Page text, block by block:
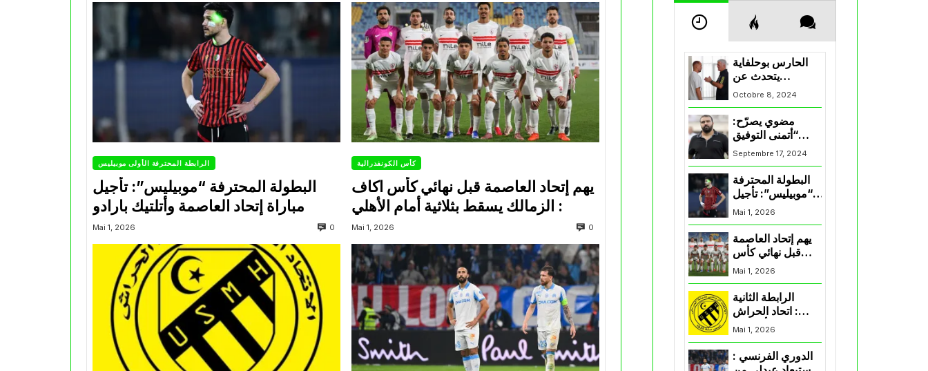
الرابطة المحترفة الأولى موبيليس
البطولة المحترفة “موبيليس”: تأجيل
مباراة إتحاد العاصمة وأتلتيك بارادو
Mai 1, 2026 0
كأس الكونفدرالية
يهم إتحاد العاصمة قبل نهائي كأس اكاف
Mai 1, 2026 0
الحارس بوحلفاية
يتحدث عن
طموحاته مع
المنتخب و شباب
قسنطينة
Octobre 8, 2024
مضوي يصرّح:
“أتمنى التوفيق
لممثلي الكرة
الجزائرية في
Septembre 17, 2024
البطولة المحترفة
“موبيليس”: تأجيل
مباراة إتحاد
العاصمة وأتلتيك
بارادو
Mai 1, 2026
يهم إتحاد العاصمة
قبل نهائي كأس
اكاف : الزمالك
يسقط بثلاثية أمام
Mai 1, 2026
الرابطة الثانية
: اتحاد الحراش
يحسم التأهل إلى
“البلاي أوف”
Mai 1, 2026
الدوري الفرنسي :